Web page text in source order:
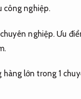
công nghiệp.
nghiệp. Ưu
hàng lớn trong 1